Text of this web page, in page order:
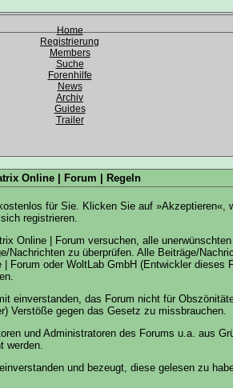
Home
Registrierung
Members
Suche
Forenhilfe
News
Archiv
Guides
Trailer
Online | Forum | Regeln
für Sie. Klicken Sie auf »Akzeptieren«,
registrieren.
Online | Forum versuchen, alle
zu überprüfen. Alle Beiträge/
Forum oder WoltLab GmbH (Entwickler dieses
einverstanden, das Forum nicht für
Verstöße gegen das Gesetz zu missbrauchen.
und Administratoren des Forums u.a. aus
werden.
einverstanden und bezeugt, diese gelesen zu